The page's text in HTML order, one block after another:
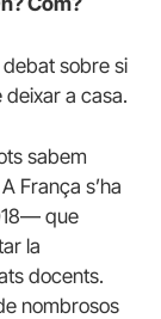
sobre si
deixar a casa.
sabem
França s’ha
que
la
docents.
nombrosos